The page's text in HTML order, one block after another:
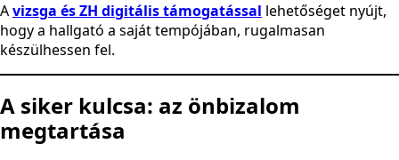
Avizsga és ZH digitális támogatással lehetőséget nyújt,
hogy a hallgató a saját tempójában, rugalmasan
készülhessen fel.
A siker kulcsa: az önbizalom
megtartása